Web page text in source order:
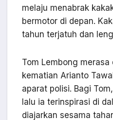
melaju menabrak
bermotor di depan.
tahun terjatuh dan
Tom Lembong
kematian Arianto
aparat polisi. Bagi
lalu ia terinspirasi di
diajarkan sesama